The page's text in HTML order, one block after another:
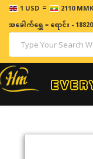
1 USD = 2110 MMK
ဈေးနှုန်းများသည် အ
အခေါက်ရွှေ=ရောင်း -